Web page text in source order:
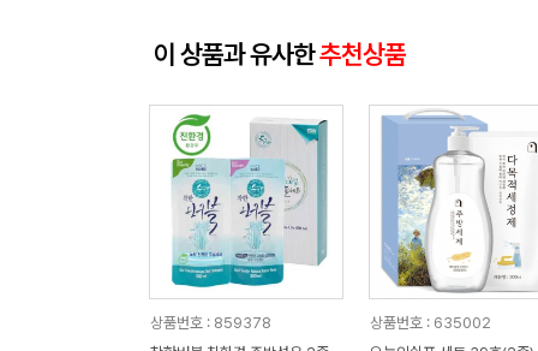
이 상품과 유사한추천상품
상품번호 : 859378
상품번호 : 635002